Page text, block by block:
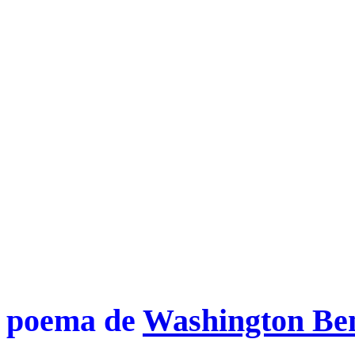
poema de Washington